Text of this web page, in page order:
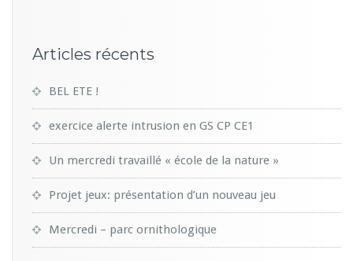
Articles récents
BEL ETE !
exercice alerte intrusion en GS CP CE1
Un mercredi travaillé « école de la nature »
Projet jeux: présentation d’un nouveau jeu
Mercredi – parc ornithologique